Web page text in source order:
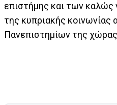
επιστήμης και των
της κυπριακής
Πανεπιστημίων της